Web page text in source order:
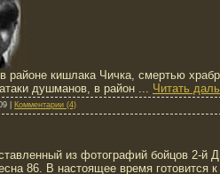
в районе кишлака Чичка, смертью
душманов, в район ... Читать
Комментарии (4)
из фотографий бойцов 2-
86. В настоящее время готовится